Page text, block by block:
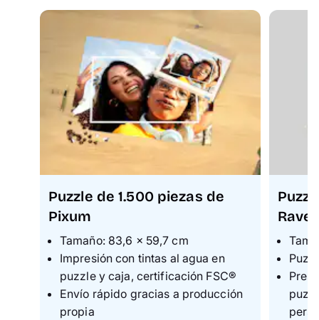
Puzzle de 1.500 piezas de
Pixum
Tamaño: 83,6 × 59,7 cm
Impresión con tintas al agua en
puzzle y caja, certificación FSC®
Envío rápido gracias a producción
propia